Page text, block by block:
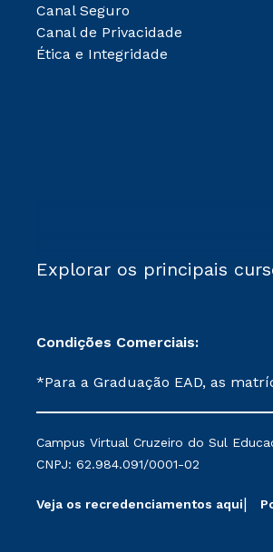
Canal Seguro
Canal de Privacidade
Ética e Integridade
Explorar os principais
Condições Comerciais:
*Para a Graduação EAD, as
mantidos conforme negociação.
serviços.
Campus Virtual Cruzeiro do Sul
CNPJ: 62.984.091/0001-02
Veja os recredenciamentos aqui